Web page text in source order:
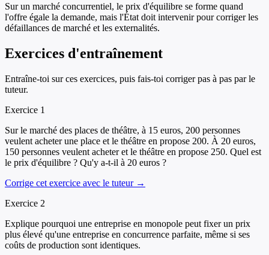
Sur un marché concurrentiel, le prix d'équilibre se forme quand
l'offre égale la demande, mais l'État doit intervenir pour corriger les
défaillances de marché et les externalités.
Exercices d'entraînement
Entraîne-toi sur ces exercices, puis fais-toi corriger pas à pas par le
tuteur.
Exercice 1
Sur le marché des places de théâtre, à 15 euros, 200 personnes
veulent acheter une place et le théâtre en propose 200. À 20 euros,
150 personnes veulent acheter et le théâtre en propose 250. Quel est
le prix d'équilibre ? Qu'y a-t-il à 20 euros ?
Corrige cet exercice avec le tuteur →
Exercice 2
Explique pourquoi une entreprise en monopole peut fixer un prix
plus élevé qu'une entreprise en concurrence parfaite, même si ses
coûts de production sont identiques.